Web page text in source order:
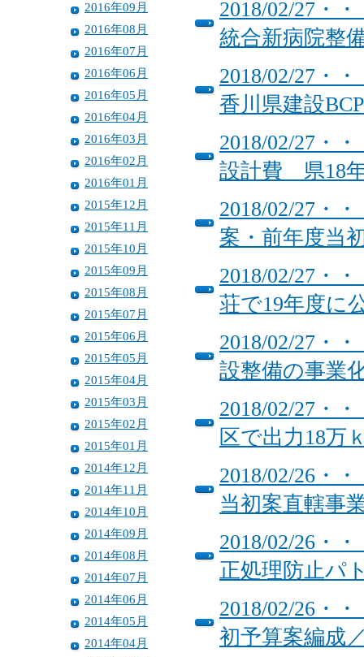
2016年09月
2016年08月
2016年07月
2016年06月
2016年05月
2016年04月
2016年03月
2016年02月
2016年01月
2015年12月
2015年11月
2015年10月
2015年09月
2015年08月
2015年07月
2015年06月
2015年05月
2015年04月
2015年03月
2015年02月
2015年01月
2014年12月
2014年11月
2014年10月
2014年09月
2014年08月
2014年07月
2014年06月
2014年05月
2014年04月
2018/02/27・
統合新病院整
2018/02/27・
香川県建設BCP
2018/02/27・
設計費 県18
2018/02/27・
案・前年度当
2018/02/27・
荘で19年度に
2018/02/27・
設整備の事業
2018/02/27・
区で出力18万
2018/02/26・
当初案直轄事
2018/02/26・
正処理防止パ
2018/02/26・
初予算案編成